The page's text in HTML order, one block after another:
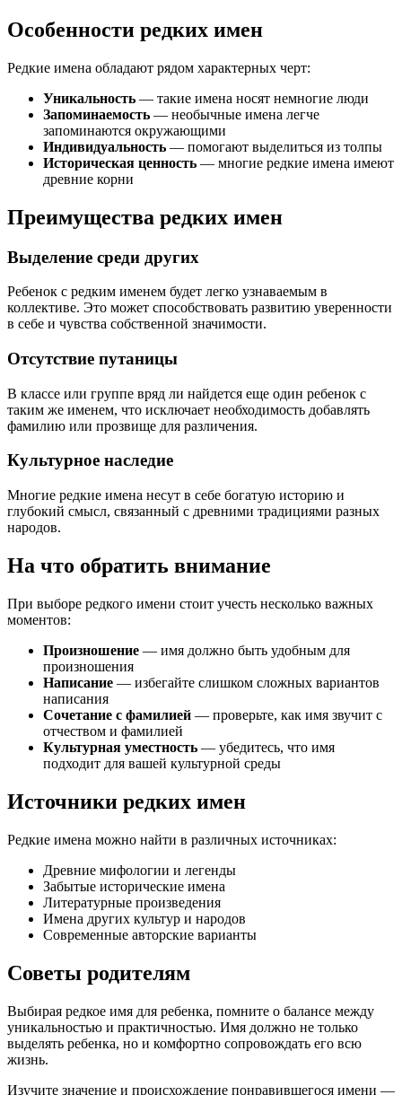
Особенности редких имен
Редкие имена обладают рядом характерных черт:
Уникальность — такие имена носят немногие люди
Запоминаемость — необычные имена легче
запоминаются окружающими
Индивидуальность — помогают выделиться из толпы
Историческая ценность — многие редкие имена имеют
древние корни
Преимущества редких имен
Выделение среди других
Ребенок с редким именем будет легко узнаваемым в
коллективе. Это может способствовать развитию уверенности
в себе и чувства собственной значимости.
Отсутствие путаницы
В классе или группе вряд ли найдется еще один ребенок с
таким же именем, что исключает необходимость добавлять
фамилию или прозвище для различения.
Культурное наследие
Многие редкие имена несут в себе богатую историю и
глубокий смысл, связанный с древними традициями разных
народов.
На что обратить внимание
При выборе редкого имени стоит учесть несколько важных
моментов:
Произношение — имя должно быть удобным для
произношения
Написание — избегайте слишком сложных вариантов
написания
Сочетание с фамилией — проверьте, как имя звучит с
отчеством и фамилией
Культурная уместность — убедитесь, что имя
подходит для вашей культурной среды
Источники редких имен
Редкие имена можно найти в различных источниках:
Древние мифологии и легенды
Забытые исторические имена
Литературные произведения
Имена других культур и народов
Современные авторские варианты
Советы родителям
Выбирая редкое имя для ребенка, помните о балансе между
уникальностью и практичностью. Имя должно не только
выделять ребенка, но и комфортно сопровождать его всю
жизнь.
Изучите значение и происхождение понравившегося имени —